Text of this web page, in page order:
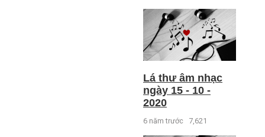
Lá thư âm nhạc
ngày 15 - 10 -
2020
6 năm trước 7,621